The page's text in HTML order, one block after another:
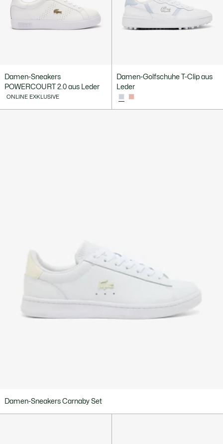
Damen-Sneakers
POWERCOURT 2.0 aus Leder
ONLINE EXKLUSIVE
Damen-Golfschuhe T-Clip aus
Leder
Damen-Sneakers Carnaby Set